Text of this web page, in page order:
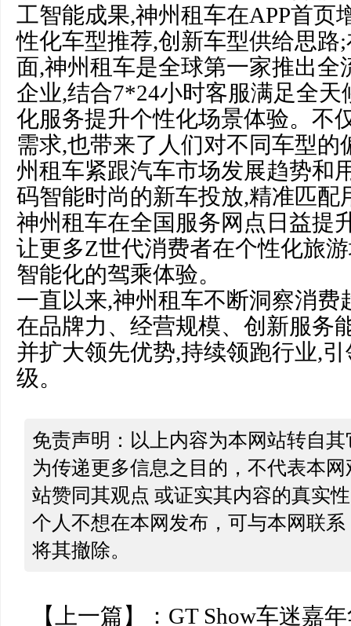
工智能成果,神州租车在APP首页
性化车型推荐,创新车型供给思路
面,神州租车是全球第一家推出全
企业,结合7*24小时客服满足全天
化服务提升个性化场景体验。不
需求,也带来了人们对不同车型的
州租车紧跟汽车市场发展趋势和
码智能时尚的新车投放,精准匹配
神州租车在全国服务网点日益提
让更多Z世代消费者在个性化旅
智能化的驾乘体验。
一直以来,神州租车不断洞察消费
在品牌力、经营规模、创新服务
并扩大领先优势,持续领跑行业,
级。
免责声明：以上内容为本网站转自
为传递更多信息之目的，不代表本
站赞同其观点 或证实其内容的真实
个人不想在本网发布，可与本网联
将其撤除。
【上一篇】： GT Show车迷嘉